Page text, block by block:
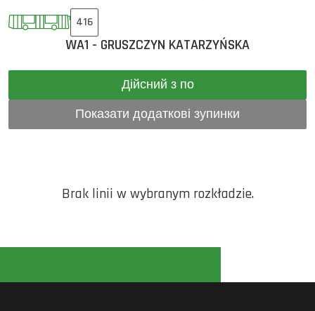
416
WA1 - GRUSZCZYN KATARZYŃSKA
Дійсний з по
Показати додаткові зупинки
Brak linii w wybranym rozkładzie.